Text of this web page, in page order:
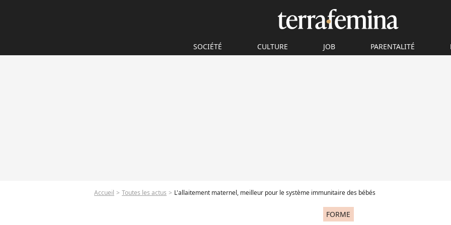
SOCIÉTÉ CULTURE JOB PARENTALITÉ
Accueil Toutes les actus L'allaitement maternel, meilleur pour le système immunitaire des bébés
FORME